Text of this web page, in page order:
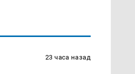
23 часа назад